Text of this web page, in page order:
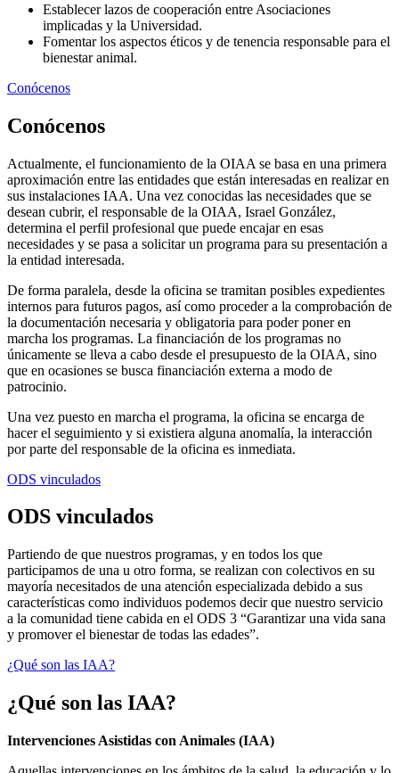
Establecer lazos de cooperación entre Asociaciones
implicadas y la Universidad.
Fomentar los aspectos éticos y de tenencia responsable para el
bienestar animal. ​
Conócenos
Conócenos
Actualmente, el funcionamiento de la OIAA se basa en una primera
aproximación entre las entidades que están interesadas en realizar en
sus instalaciones IAA. Una vez conocidas las necesidades que se
desean cubrir, el responsable de la OIAA, Israel González,
determina el perfil profesional que puede encajar en esas
necesidades y se pasa a solicitar un programa para su presentación a
la entidad interesada.
De forma paralela, desde la oficina se tramitan posibles expedientes
internos para futuros pagos, así como proceder a la comprobación de
la documentación necesaria y obligatoria para poder poner en
marcha los programas. La financiación de los programas no
únicamente se lleva a cabo desde el presupuesto de la OIAA, sino
que en ocasiones se busca financiación externa a modo de
patrocinio.
Una vez puesto en marcha el programa, la oficina se encarga de
hacer el seguimiento y si existiera alguna anomalía, la interacción
por parte del responsable de la oficina es inmediata.
ODS vinculados
ODS vinculados
Partiendo de que nuestros programas, y en todos los que
participamos de una u otro forma, se realizan con colectivos en su
mayoría necesitados de una atención especializada debido a sus
características como individuos podemos decir que nuestro servicio
a la comunidad tiene cabida en el ODS 3 “Garantizar una vida sana
y promover el bienestar de todas las edades”.
¿Qué son las IAA?
¿Qué son las IAA?
Intervenciones Asistidas con Animales (IAA)